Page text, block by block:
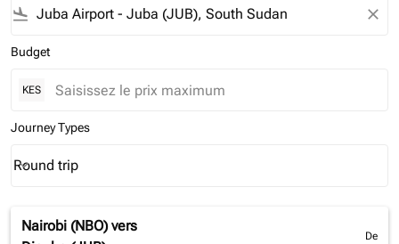
flight_land close
Budget
KES
Journey Types
Journey Types option Round trip Selected
Round trip
keyboard_arrow_down
Nairobi (NBO) vers
De